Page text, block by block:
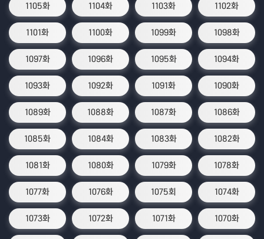
1105화 1104화 1103화 1102화
1101화 1100화 1099화 1098화
1097화 1096화 1095화 1094화
1093화 1092화 1091화 1090화
1089화 1088화 1087화 1086화
1085화 1084화 1083화 1082화
1081화 1080화 1079화 1078화
1077화 1076화 1075회 1074화
1073화 1072화 1071화 1070화